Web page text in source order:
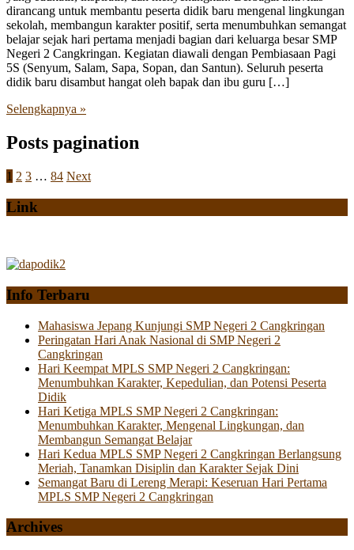
dirancang untuk membantu peserta didik baru mengenal lingkungan
sekolah, membangun karakter positif, serta menumbuhkan semangat
belajar sejak hari pertama menjadi bagian dari keluarga besar SMP
Negeri 2 Cangkringan. Kegiatan diawali dengan Pembiasaan Pagi
5S (Senyum, Salam, Sapa, Sopan, dan Santun). Seluruh peserta
didik baru disambut hangat oleh bapak dan ibu guru […]
Selengkapnya »
Posts pagination
1 2 3 … 84 Next
Link
Info Terbaru
Mahasiswa Jepang Kunjungi SMP Negeri 2 Cangkringan
Peringatan Hari Anak Nasional di SMP Negeri 2
Cangkringan
Hari Keempat MPLS SMP Negeri 2 Cangkringan:
Menumbuhkan Karakter, Kepedulian, dan Potensi Peserta
Didik
Hari Ketiga MPLS SMP Negeri 2 Cangkringan:
Menumbuhkan Karakter, Mengenal Lingkungan, dan
Membangun Semangat Belajar
Hari Kedua MPLS SMP Negeri 2 Cangkringan Berlangsung
Meriah, Tanamkan Disiplin dan Karakter Sejak Dini
Semangat Baru di Lereng Merapi: Keseruan Hari Pertama
MPLS SMP Negeri 2 Cangkringan
Archives